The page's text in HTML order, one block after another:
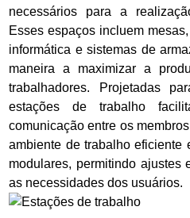
necessários para a
Esses espaços incluem
informática e sistemas de
maneira a maximizar a
trabalhadores. Projetadas
estações de trabalho
comunicação entre os
ambiente de trabalho eficiente
modulares, permitindo ajustes
as necessidades dos usuários.